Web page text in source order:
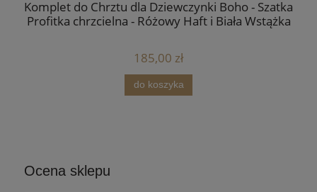
Komplet do Chrztu dla Dziewczynki Boho - Szatka
Profitka chrzcielna - Różowy Haft i Biała Wstążka
185,00 zł
do koszyka
Ocena sklepu